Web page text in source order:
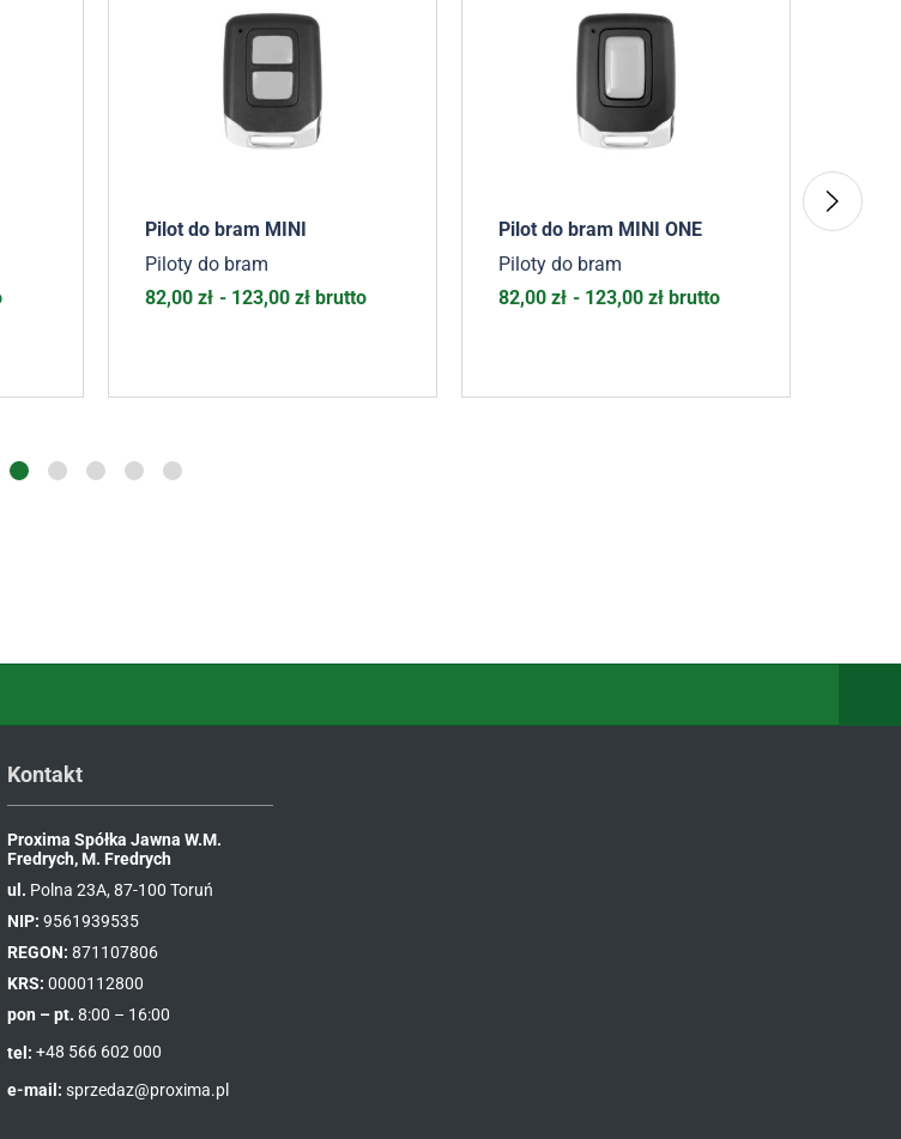
Pilot do bram MINI
Piloty do bram
82,00 zł - 123,00 zł brutto
Pilot do bram MINI ONE
Piloty do bram
82,00 zł - 123,00 zł brutto
Kontakt
Proxima Spółka Jawna W.M.
Fredrych, M. Fredrych
ul. Polna 23A, 87-100 Toruń
NIP: 9561939535
REGON: 871107806
KRS: 0000112800
pon – pt. 8:00 – 16:00
tel: +48 566 602 000
e-mail: sprzedaz@proxima.pl